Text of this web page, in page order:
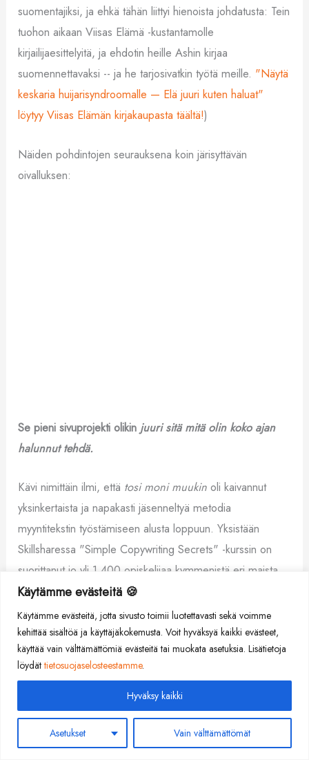
Käytämme evästeitä 🍪
Käytämme evästeitä, jotta sivusto toimii luotettavasti sekä voimme
kehittää sisältöä ja käyttäjäkokemusta. Voit hyväksyä kaikki evästeet,
käyttää vain välttämättömiä evästeitä tai muokata asetuksia. Lisätietoja
löydättietosuojaselosteestamme.
Asetukset Vain välttämättömät
Hyväksy kaikki
suomentajiksi, ja ehkä tähän liittyi hienoista johdatusta: Tein
tuohon aikaan Viisas Elämä -kustantamolle
kirjailijaesittelyitä, ja ehdotin heille Ashin kirjaa
suomennettavaksi -- ja he tarjosivatkin työtä meille. "Näytä
keskaria huijarisyndroomalle — Elä juuri kuten haluat"
löytyy Viisas Elämän kirjakaupasta täältä!)
Näiden pohdintojen seurauksena koin järisyttävän
oivalluksen:
Se pieni sivuprojekti olikin juuri sitä mitä olin koko ajan
halunnut tehdä.
Kävi nimittäin ilmi, että tosi moni muukinoli kaivannut
yksinkertaista ja napakasti jäsenneltyä metodia
myyntitekstin työstämiseen alusta loppuun. Yksistään
Skillsharessa "Simple Copywriting Secrets" -kurssin on
suorittanut jo yli 1 400 opiskelijaa kymmenistä eri maista
ympäri maailmaa, ja palaute (joita on kertynyt jo yli 80) on
ollut hämmentävän positiivista: